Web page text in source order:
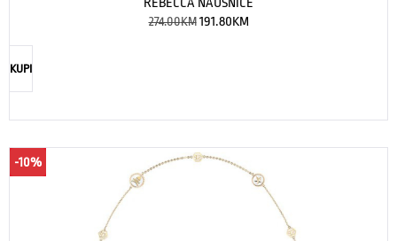
274.00KM 191.80KM
KUPI
-10%